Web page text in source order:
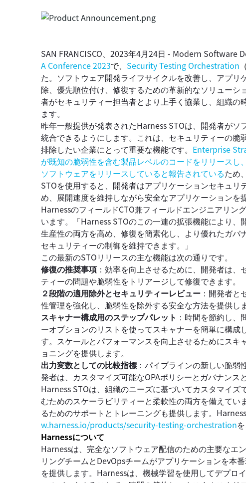
SAN FRANCISCO、2023年4月24日 - Modern Software
A Conference 2023で、 Security Testing Orchestration
た。ソフトウェア開発ライフサイクルを改善し、アプ
除、優先順位付け、修復するための革新的なソリュー
者がセキュリティー担当者とより上手く協業し、組織の
ます。
昨年一般提供が発表されたHarness STOは、開発者が
統合できるようにします。これは、セキュリティーの
排除したい企業にとって重要な機能です。 Enterprise
が既知の脆弱性を含む製品レベルのコードをリリース
ソフトウェアをリリースしていると報告されているため
STOを使用すると、開発者はアプリケーションセキュ
め、展開速度を維持しながら安全なアプリケーションを
HarnessのフィールドCTO兼フィールドエンジニアリン
います。「Harness STOのこの一連の拡張機能により
生産性の両方を高め、修復を簡素化し、より優れたガ
セキュリティーの制御を維持できます。」
この最新のSTOリリースの主な機能は次の通りです。
修復の推奨事項 ：効率を向上させるために、開発者は
ティーの問題や脆弱性をトリアージして修復できます。
２段階の適用除外とセキュリティーレビュー ：開発者
性管理を強化し、脆弱性を除外する安全な方法を提供しま
スキャナー構成用のステップパレット ：時間を節約し
ーオプションのリストを使ってスキャナーを簡単に構成
す。スケールとパフォーマンスを向上させるためにス
ョニングを提供します。
出力変数としての比較指標 ：パイプラインの新しい脆
発者は、カスタマイズ可能なOPAポリシーとガバナンス
Harness STOは、組織のニーズに基づいてカスタマイ
むためのスケーラビリティーと柔軟性の両方を備えて
るためのサポートとトレーニングも提供します。
w.harness.io/products/security-testing-orchestration
Harnessについて
Harnessは、完全なソフトウェア配信のための主要なエ
リングチームとDevOpsチームがアプリケーションを本
を提供します。Harnessは、機械学習を使用してデプロ